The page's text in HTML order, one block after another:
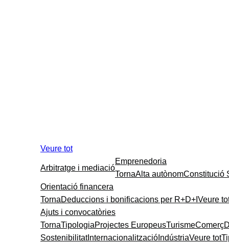
Veure tot
Arbitratge i mediació
Emprenedoria
TornaAlta autònomConstitució
Orientació financera
TornaDeduccions i bonificacions per R+D+I Veure
Ajuts i convocatòries
TornaTipologiaProjectes EuropeusTurismeComerç
SostenibilitatInternacionalització IndústriaVeure tot